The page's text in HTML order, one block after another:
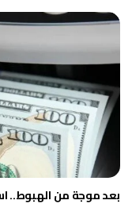
بعد موجة من الهبوط..